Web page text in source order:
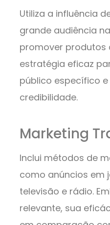
Utiliza a influência
grande audiência
promover produtos
estratégia eficaz
público específico
credibilidade.
Marketing
Inclui métodos de
como anúncios em
televisão e rádio.
relevante, sua